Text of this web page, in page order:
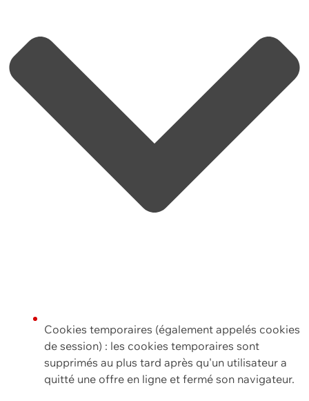
Cookies temporaires (également appelés cookies
de session) : les cookies temporaires sont
supprimés au plus tard après qu'un utilisateur a
quitté une offre en ligne et fermé son navigateur.